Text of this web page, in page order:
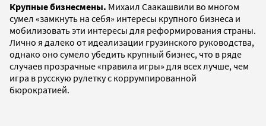
Крупные бизнесмены. Михаил Саакашвили во многом
сумел «замкнуть на себя» интересы крупного бизнеса и
мобилизовать эти интересы для реформирования страны.
Лично я далеко от идеализации грузинского руководства,
однако оно сумело убедить крупный бизнес, что в ряде
случаев прозрачные «правила игры» для всех лучше, чем
игра в русскую рулетку с коррумпированной
бюрократией.